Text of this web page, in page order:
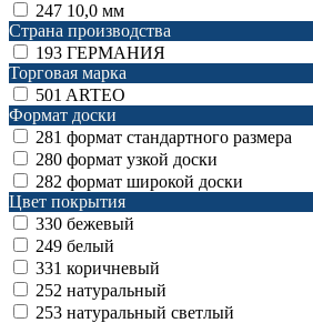
247 10,0 мм
Страна производства
193 ГЕРМАНИЯ
Торговая марка
501 ARTEO
Формат доски
281 формат стандартного размера
280 формат узкой доски
282 формат широкой доски
Цвет покрытия
330 бежевый
249 белый
331 коричневый
252 натуральный
253 натуральный светлый